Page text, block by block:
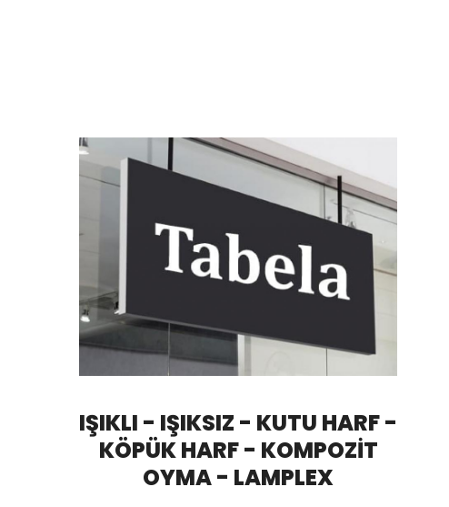
IŞIKLI - IŞIKSIZ - KUTU HARF -
KÖPÜK HARF - KOMPOZİT
OYMA - LAMPLEX